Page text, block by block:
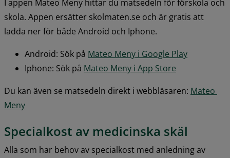
I appen Mateo Meny hittar du matsedeln för förskola och
skola. Appen ersätter skolmaten.se och är gratis att
ladda ner för både Android och Iphone.
Android: Sök på Mateo Meny i Google Play
Iphone: Sök på Mateo Meny i App Store
Du kan även se matsedeln direkt i webbläsaren: Mateo
Meny
Specialkost av medicinska skäl
Alla som har behov av specialkost med anledning av